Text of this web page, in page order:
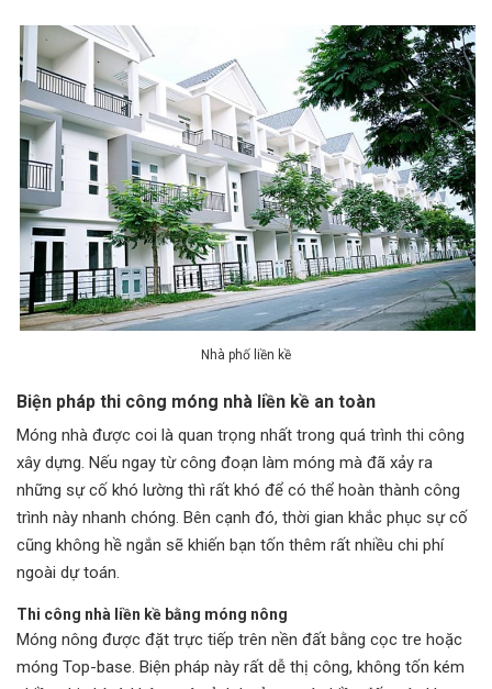
Nhà phố liền kề
Biện pháp thi công móng nhà liền kề an toàn
Móng nhà được coi là quan trọng nhất trong quá trình thi công
xây dựng. Nếu ngay từ công đoạn làm móng mà đã xảy ra
những sự cố khó lường thì rất khó để có thể hoàn thành công
trình này nhanh chóng. Bên cạnh đó, thời gian khắc phục sự cố
cũng không hề ngắn sẽ khiến bạn tốn thêm rất nhiều chi phí
ngoài dự toán.
Thi công nhà liền kề bằng móng nông
Móng nông được đặt trực tiếp trên nền đất bằng cọc tre hoặc
móng Top-base. Biện pháp này rất dễ thị công, không tốn kém